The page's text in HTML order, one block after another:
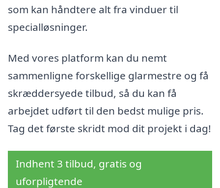
som kan håndtere alt fra vinduer til
specialløsninger.
Med vores platform kan du nemt
sammenligne forskellige glarmestre og få
skræddersyede tilbud, så du kan få
arbejdet udført til den bedst mulige pris.
Tag det første skridt mod dit projekt i dag!
Indhent 3 tilbud, gratis og
uforpligtende